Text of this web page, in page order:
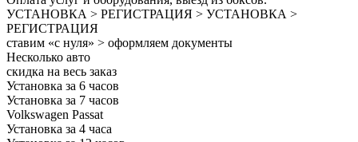
УСТАНОВКА > РЕГИСТРАЦИЯ > УСТАНОВКА >
РЕГИСТРАЦИЯ
ставим «с нуля» > оформляем документы
Несколько авто
скидка на весь заказ
Установка за 6 часов
Установка за 7 часов
Volkswagen Passat
Установка за 4 часа